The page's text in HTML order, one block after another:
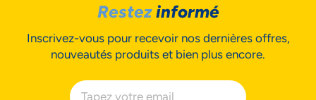
Restezinformé
Inscrivez-vous pour recevoir nos dernières offres,
nouveautés produits et bien plus encore.